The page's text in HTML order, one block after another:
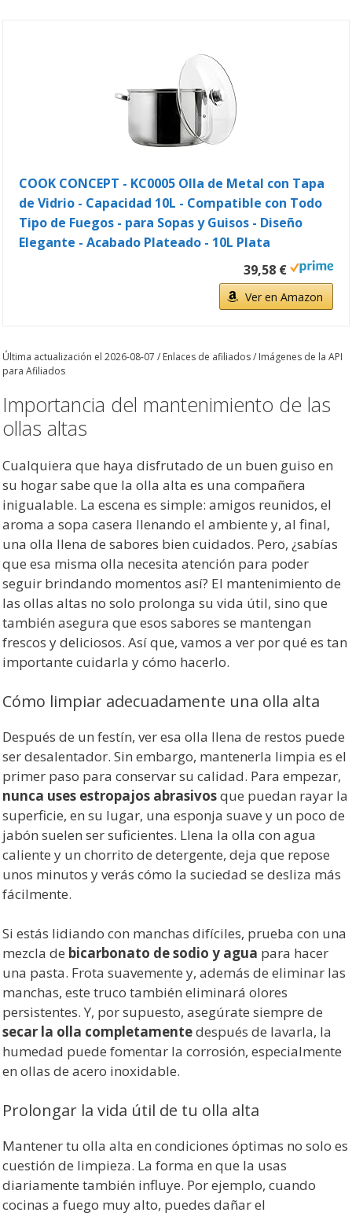
COOK CONCEPT - KC0005 Olla de Metal con Tapa
de Vidrio - Capacidad 10L - Compatible con Todo
Tipo de Fuegos - para Sopas y Guisos - Diseño
Elegante - Acabado Plateado - 10L Plata
39,58 €
Ver en Amazon
Última actualización el 2026-08-07 / Enlaces de afiliados / Imágenes de la API
para Afiliados
Importancia del mantenimiento de las
ollas altas
Cualquiera que haya disfrutado de un buen guiso en
su hogar sabe que la olla alta es una compañera
inigualable. La escena es simple: amigos reunidos, el
aroma a sopa casera llenando el ambiente y, al final,
una olla llena de sabores bien cuidados. Pero, ¿sabías
que esa misma olla necesita atención para poder
seguir brindando momentos así? El mantenimiento de
las ollas altas no solo prolonga su vida útil, sino que
también asegura que esos sabores se mantengan
frescos y deliciosos. Así que, vamos a ver por qué es tan
importante cuidarla y cómo hacerlo.
Cómo limpiar adecuadamente una olla alta
Después de un festín, ver esa olla llena de restos puede
ser desalentador. Sin embargo, mantenerla limpia es el
primer paso para conservar su calidad. Para empezar,
nunca uses estropajos abrasivosque puedan rayar la
superficie, en su lugar, una esponja suave y un poco de
jabón suelen ser suficientes. Llena la olla con agua
caliente y un chorrito de detergente, deja que repose
unos minutos y verás cómo la suciedad se desliza más
fácilmente.
Si estás lidiando con manchas difíciles, prueba con una
mezcla de bicarbonato de sodio y agua para hacer
una pasta. Frota suavemente y, además de eliminar las
manchas, este truco también eliminará olores
persistentes. Y, por supuesto, asegúrate siempre de
secar la olla completamentedespués de lavarla, la
humedad puede fomentar la corrosión, especialmente
en ollas de acero inoxidable.
Prolongar la vida útil de tu olla alta
Mantener tu olla alta en condiciones óptimas no solo es
cuestión de limpieza. La forma en que la usas
diariamente también influye. Por ejemplo, cuando
cocinas a fuego muy alto, puedes dañar el